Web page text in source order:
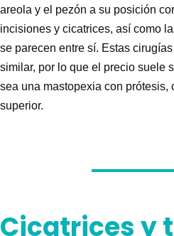
areola y el pezón a su posición
incisiones y cicatrices, así como
se parecen entre sí. Estas
similar, por lo que el precio suele
sea una mastopexia con prótesis,
superior.
Cicatrices y